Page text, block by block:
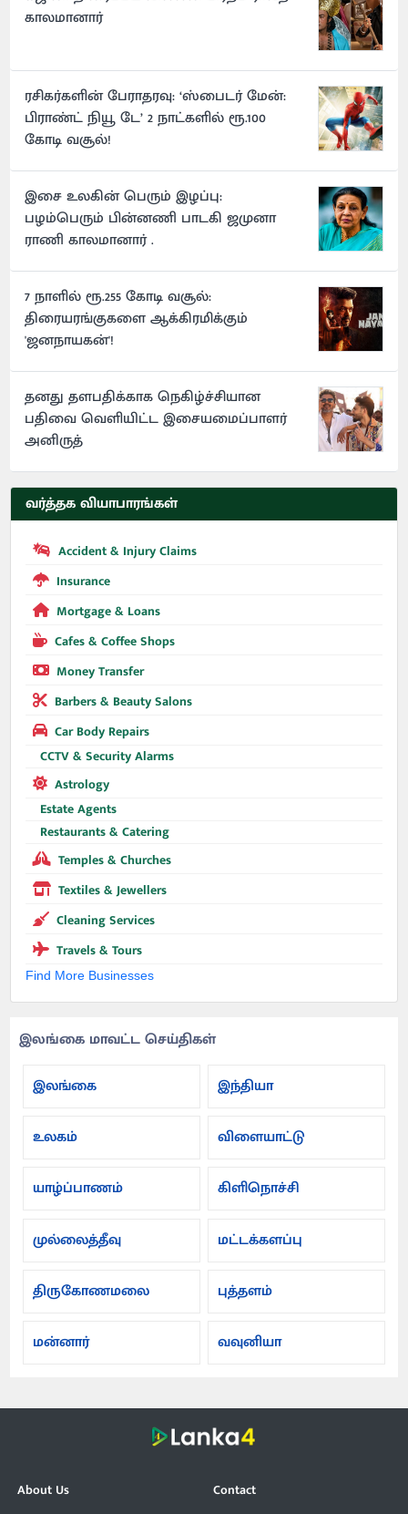
காலமானார்
ரசிகர்களின் பேராதரவு: ‘ஸ்பைடர் மேன்:
பிராண்ட் நியூ டே’ 2 நாட்களில் ரூ.100
கோடி வசூல்!
இசை உலகின் பெரும் இழப்பு:
பழம்பெரும் பின்னணி பாடகி ஜமுனா
ராணி காலமானார் .
7 நாளில் ரூ.255 கோடி வசூல்:
திரையரங்குகளை ஆக்கிரமிக்கும்
'ஜனநாயகன்'!
தனது தளபதிக்காக நெகிழ்ச்சியான
பதிவை வெளியிட்ட இசையமைப்பாளர்
அனிருத்
வர்த்தக வியாபாரங்கள்
Accident & Injury Claims
Insurance
Mortgage & Loans
Cafes & Coffee Shops
Money Transfer
Barbers & Beauty Salons
Car Body Repairs
CCTV & Security Alarms
Astrology
Estate Agents
Restaurants & Catering
Temples & Churches
Textiles & Jewellers
Cleaning Services
Travels & Tours
Find More Businesses
இலங்கை மாவட்ட செய்திகள்
இலங்கை
இந்தியா
உலகம் விளையாட்டு
யாழ்ப்பாணம் கிளிநொச்சி
முல்லைத்தீவு மட்டக்களப்பு
திருகோணமலை புத்தளம்
மன்னார் வவுனியா
About Us Contact